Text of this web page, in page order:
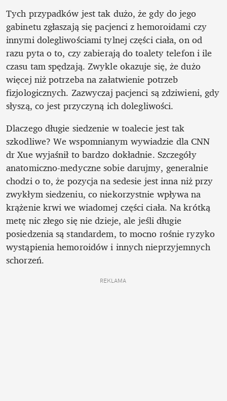
Tych przypadków jest tak dużo, że gdy do jego
gabinetu zgłaszają się pacjenci z hemoroidami czy
innymi dolegliwościami tylnej części ciała, on od
razu pyta o to, czy zabierają do toalety telefon i ile
czasu tam spędzają. Zwykle okazuje się, że dużo
więcej niż potrzeba na załatwienie potrzeb
fizjologicznych. Zazwyczaj pacjenci są zdziwieni, gdy
słyszą, co jest przyczyną ich dolegliwości.
Dlaczego długie siedzenie w toalecie jest tak
szkodliwe? We wspomnianym wywiadzie dla CNN
dr Xue wyjaśnił to bardzo dokładnie. Szczegóły
anatomiczno-medyczne sobie darujmy, generalnie
chodzi o to, że pozycja na sedesie jest inna niż przy
zwykłym siedzeniu, co niekorzystnie wpływa na
krążenie krwi we wiadomej części ciała. Na krótką
metę nic złego się nie dzieje, ale jeśli długie
posiedzenia są standardem, to mocno rośnie ryzyko
wystąpienia hemoroidów i innych nieprzyjemnych
schorzeń.
REKLAMA